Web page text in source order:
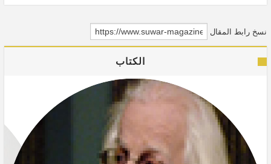
نسخ رابط المقال
الكتاب